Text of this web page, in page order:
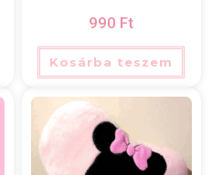
990 Ft
Kosárba teszem